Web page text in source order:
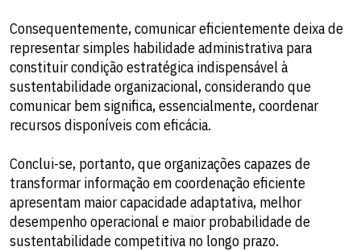
Consequentemente, comunicar eficientemente deixa de
representar simples habilidade administrativa para
constituir condição estratégica indispensável à
sustentabilidade organizacional, considerando que
comunicar bem significa, essencialmente, coordenar
recursos disponíveis com eficácia.
Conclui-se, portanto, que organizações capazes de
transformar informação em coordenação eficiente
apresentam maior capacidade adaptativa, melhor
desempenho operacional e maior probabilidade de
sustentabilidade competitiva no longo prazo.